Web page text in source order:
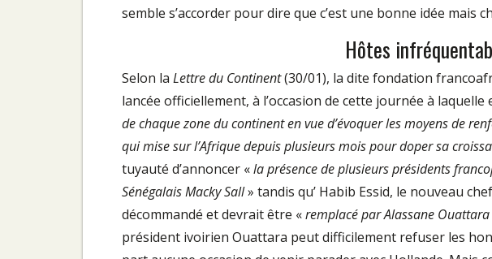
semble s’accorder pour dire que c’est une bonne idée mais
Hôtes
Selon la Lettre du Continent(30/01), la dite fondation
lancée officiellement, à l’occasion de cette journée à laquelle
de chaque zone du continent en vue d’évoquer les moyens de
qui mise sur l’Afrique depuis plusieurs mois pour doper sa
tuyauté d’annoncer «la présence de plusieurs présidents
Sénégalais Macky Sall» tandis qu’ Habib Essid, le nouveau
décommandé et devrait être «remplacé par Alassane Ouattara
président ivoirien Ouattara peut difficilement refuser les